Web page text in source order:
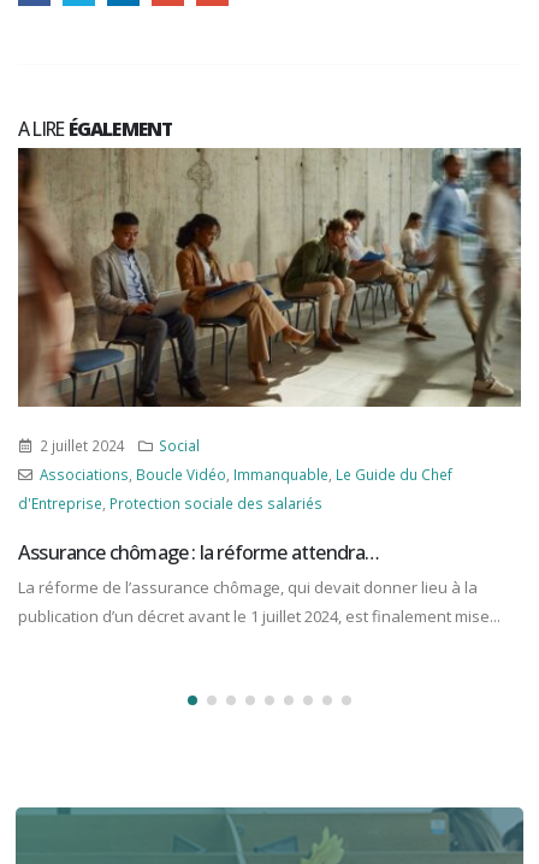
A LIREÉGALEMENT
2 juillet 2024
Social
Associations Boucle Vidéo Immanquable Le Guide du Chef
d'Entreprise Protection sociale des salariés
Assurance chômage : la réforme attendra…
La réforme de l’assurance chômage, qui devait donner lieu à la
publication d’un décret avant le 1 juillet 2024, est finalement mise...